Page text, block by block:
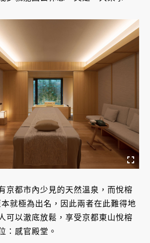
京都市內少見的天然溫泉，而悅榕
就極為出名，因此兩者在此難得地
可以澈底放鬆，享受京都東山悅榕
：感官殿堂。